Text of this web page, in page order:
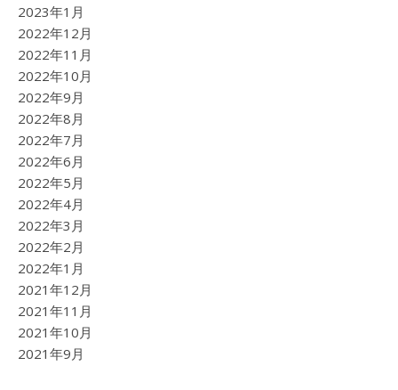
2023年1月
2022年12月
2022年11月
2022年10月
2022年9月
2022年8月
2022年7月
2022年6月
2022年5月
2022年4月
2022年3月
2022年2月
2022年1月
2021年12月
2021年11月
2021年10月
2021年9月